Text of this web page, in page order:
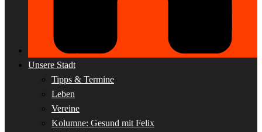
Unsere Stadt
Tipps & Termine
Leben
Vereine
Kolumne: Gesund mit Felix